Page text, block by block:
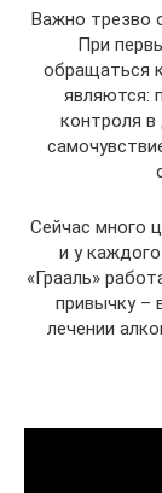
Важно трезво
При
обращаться
являются:
контроля
Сейчас много
и у
«Грааль»
привычку –
лечении